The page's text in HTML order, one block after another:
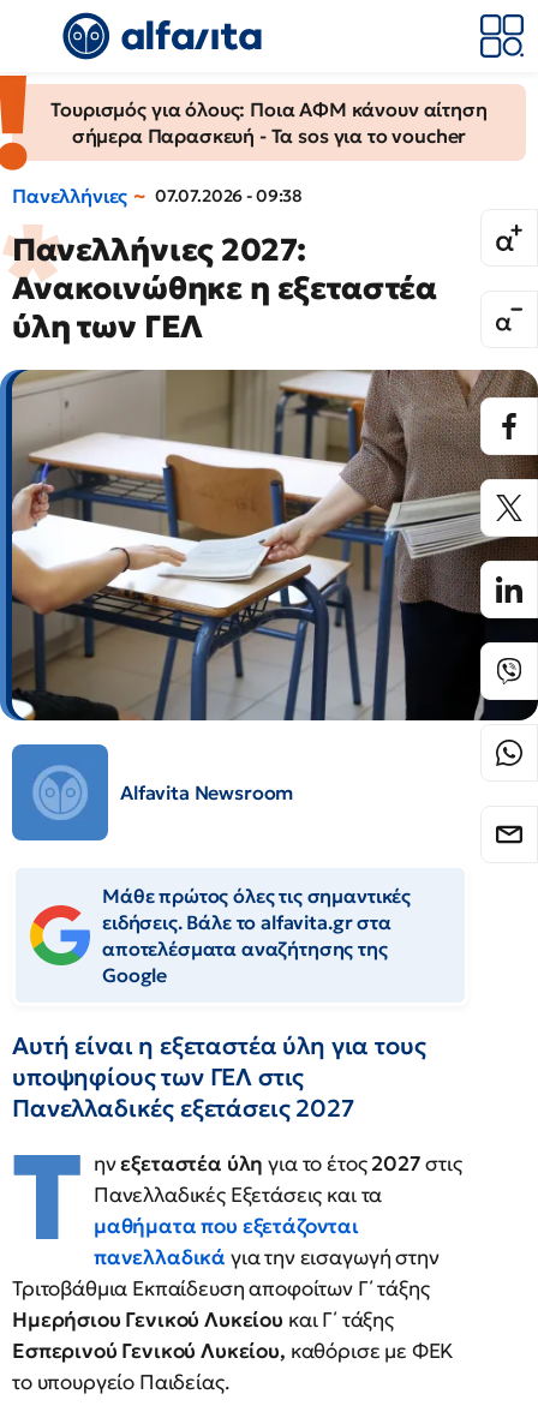
Τουρισμός για όλους: Ποια ΑΦΜ κάνουν αίτηση
σήμερα Παρασκευή - Τα sos για το voucher
Πανελλήνιες 07.07.2026 - 09:38
Πανελλήνιες 2027:
Ανακοινώθηκε η εξεταστέα
ύλη των ΓΕΛ
Alfavita Newsroom
Μάθε πρώτος όλες τις σημαντικές
ειδήσεις. Βάλε το alfavita.gr στα
αποτελέσματα αναζήτησης της
Google
Αυτή είναι η εξεταστέα ύλη για τους
υποψηφίους των ΓΕΛ στις
Πανελλαδικές εξετάσεις 2027
Τ ηνεξεταστέα ύληγια το έτος2027στις
Πανελλαδικές Εξετάσεις και τα
μαθήματα που εξετάζονται
πανελλαδικά για την εισαγωγή στην
Τριτοβάθμια Εκπαίδευση αποφοίτων Γ΄ τάξης
Ημερήσιου Γενικού Λυκείου και Γ΄ τάξης
Εσπερινού Γενικού Λυκείου, καθόρισε με ΦΕΚ
το υπουργείο Παιδείας.